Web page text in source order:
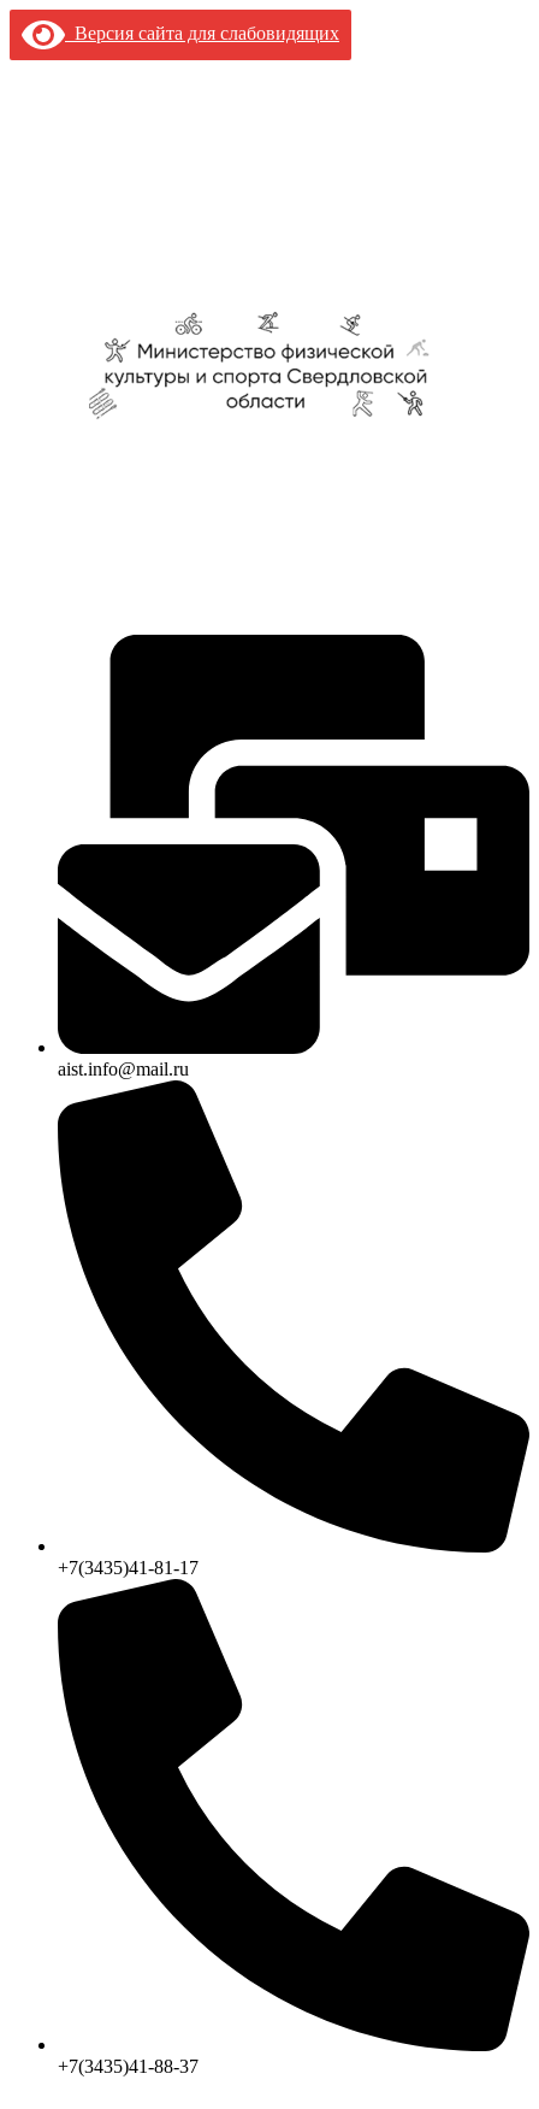
Перейти
содержимому
Версия сайта для слабовидящих
aist.info@mail.ru
+7(3435)41-81-17
+7(3435)41-88-37